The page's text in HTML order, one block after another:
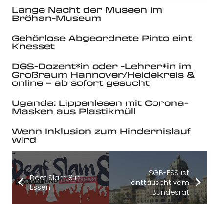
Lange Nacht der Museen im
Bröhan-Museum
Gehörlose Abgeordnete Pinto eint
Knesset
DGS-Dozent*in oder -Lehrer*in im
Großraum Hannover/Heidekreis &
online – ab sofort gesucht
Uganda: Lippenlesen mit Corona-
Masken aus Plastikmüll
Wenn Inklusion zum Hindernislauf
wird
Deaf Slam 8 in
Essen
SGB-FSS ist
enttäuscht vom
Bundesrat